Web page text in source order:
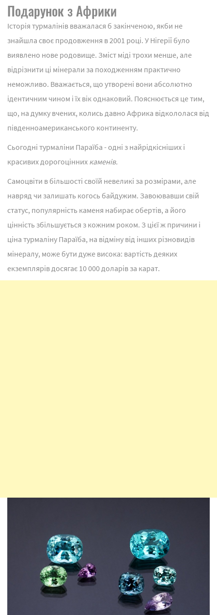
Подарунок з Африки
Історія турмалінів вважалася б закінченою, якби не
знайшла своє продовження в 2001 році. У Нігерії було
виявлено нове родовище. Зміст міді трохи менше, але
відрізнити ці мінерали за походженням практично
неможливо. Вважається, що утворені вони абсолютно
ідентичним чином і їх вік однаковий. Пояснюється це тим,
що, на думку вчених, колись давно Африка відкололася від
південноамериканського континенту.
Сьогодні турмаліни Параїба - одні з найрідкісніших і
красивих дорогоцінних каменів.
Самоцвіти в більшості своїй невеликі за розмірами, але
навряд чи залишать когось байдужим. Завоювавши свій
статус, популярність каменя набирає обертів, а його
цінність збільшується з кожним роком. З цієї ж причини і
ціна турмаліну Параїба, на відміну від інших різновидів
мінералу, може бути дуже висока: вартість деяких
екземплярів досягає 10 000 доларів за карат.